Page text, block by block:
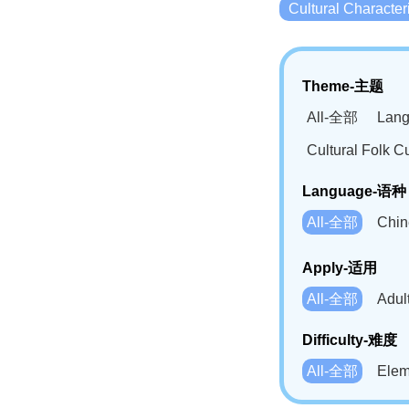
Cultural
Theme-主题
All-全部
Cultural Folk
Language-语种
All-全部
Bahasa
Swahili(SW)-
Apply-适用
All-全部
Difficulty-难度
All-全部